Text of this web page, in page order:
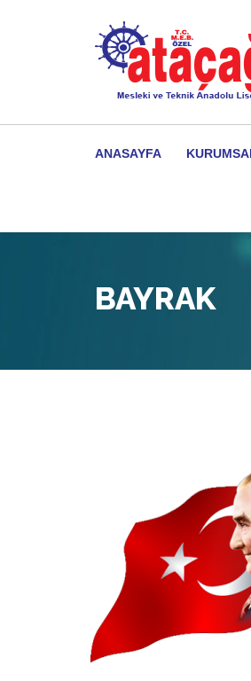
ANASAYFA
BAYRAK